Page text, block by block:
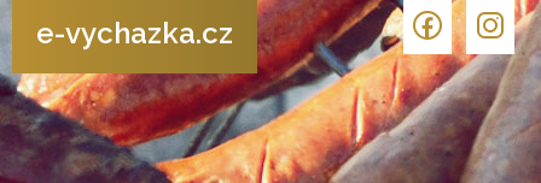
e-vychazka.cz